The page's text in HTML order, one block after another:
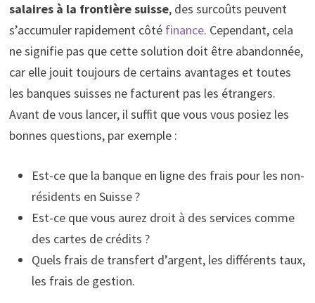
salaires à la frontière suisse, des surcoûts peuvent
s’accumuler rapidement côté finance. Cependant, cela
ne signifie pas que cette solution doit être abandonnée,
car elle jouit toujours de certains avantages et toutes
les banques suisses ne facturent pas les étrangers.
Avant de vous lancer, il suffit que vous vous posiez les
bonnes questions, par exemple :
Est-ce que la banque en ligne des frais pour les non-
résidents en Suisse ?
Est-ce que vous aurez droit à des services comme
des cartes de crédits ?
Quels frais de transfert d’argent, les différents taux,
les frais de gestion.